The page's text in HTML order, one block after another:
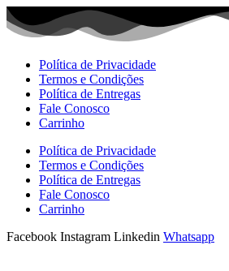
Ir
para
Política de Privacidade
Termos e Condições
Política de Entregas
Fale Conosco
Carrinho
Política de Privacidade
Termos e Condições
Política de Entregas
Fale Conosco
Carrinho
Facebook Instagram Linkedin Whatsapp